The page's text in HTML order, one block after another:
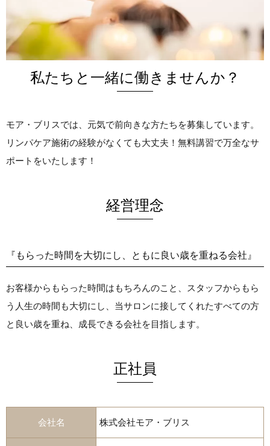
私たちと一緒に働きませんか？
モア・ブリスでは、元気で前向きな方たちを募集しています。
リンパケア施術の経験がなくても大丈夫！無料講習で万全なサ
ポートをいたします！
経営理念
『もらった時間を大切にし、ともに良い歳を重ねる会社』
お客様からもらった時間はもちろんのこと、スタッフからもら
う人生の時間も大切にし、当サロンに接してくれたすべての方
と良い歳を重ね、成長できる会社を目指します。
正社員
会社名 株式会社モア・ブリス